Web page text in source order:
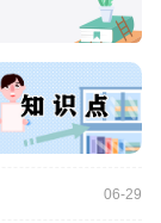
06-29